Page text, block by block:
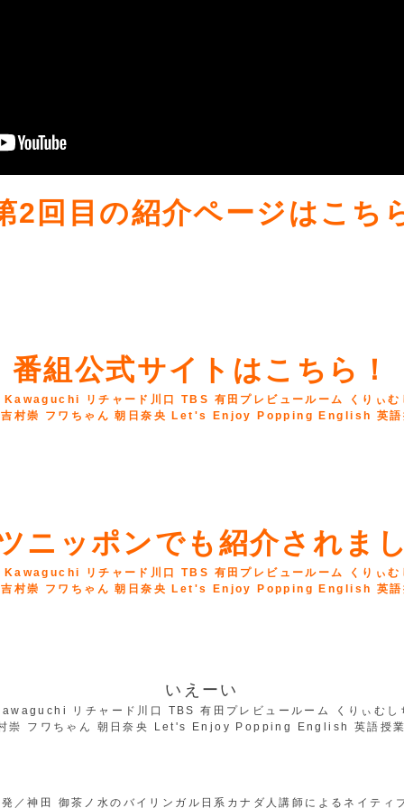
2回目の紹介ページはこち
番組公式サイトはこちら！
ニッポンでも紹介されま
いえーい